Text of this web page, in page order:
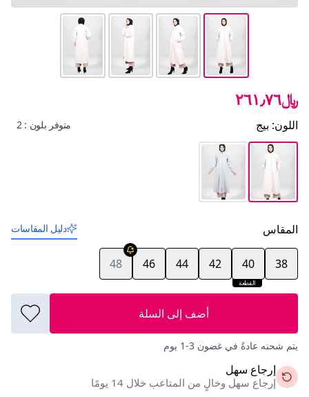
﷼٢٦١٫٧٦
اللون: بيج متوفر بلون : 2
المقاس دليل المقاسات
38
القطعة
40
42
44
46
48
أضف إلى السلة
يتم شحنه عادةً في غضون 3-1 يوم
إرجاع سهل
إرجاع سهل وخالٍ من المتاعب خلال 14 يومًا